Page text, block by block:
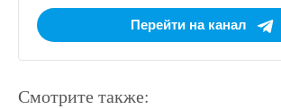
Перейти на канал
Смотрите также: